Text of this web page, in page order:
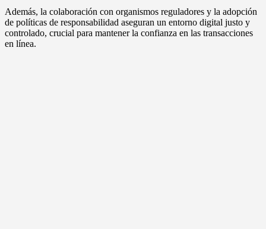
Además, la colaboración con organismos reguladores y la adopción
de políticas de responsabilidad aseguran un entorno digital justo y
controlado, crucial para mantener la confianza en las transacciones
en línea.